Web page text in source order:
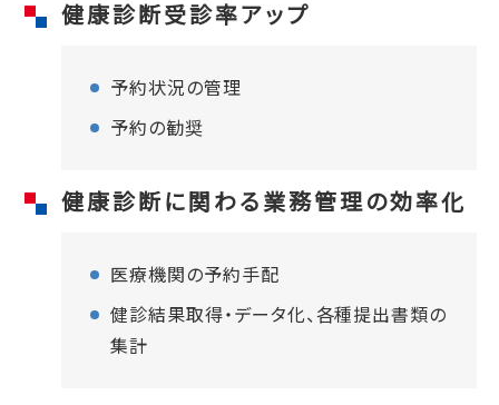
健康診断受診率アップ
予約状況の管理
予約の勧奨
健康診断に関わる業務管理の効率化
医療機関の予約手配
健診結果取得・データ化、各種提出書類の
集計